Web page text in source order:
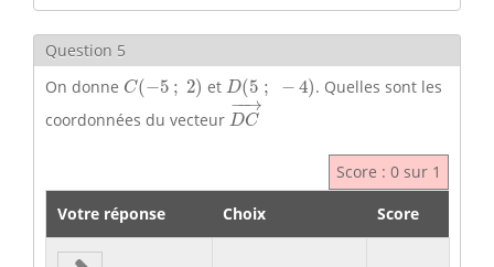
Question 5
On donne C(−5 ; 2)
C(− 5; 2 ) etD(5 ; − 4)
D(5; −
. Quelles sont les
coordonnées du vecteur
−
−→
DC
DC→
Score : 0 sur 1
Votre réponse
Choix Score